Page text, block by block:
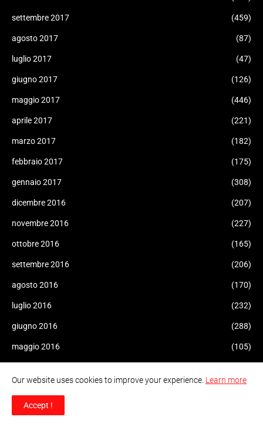
settembre 2017 (459)
agosto 2017 (87)
luglio 2017 (47)
giugno 2017 (126)
maggio 2017 (446)
aprile 2017 (221)
marzo 2017 (182)
febbraio 2017 (175)
gennaio 2017 (308)
dicembre 2016 (207)
novembre 2016 (227)
ottobre 2016 (165)
settembre 2016 (206)
agosto 2016 (170)
luglio 2016 (232)
giugno 2016 (288)
maggio 2016 (105)
febbraio 2016
Our website uses cookies to improve your experience. Learn more
Accept !